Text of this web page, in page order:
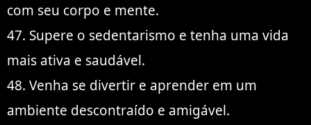
com seu corpo e mente.
47. Supere o sedentarismo e tenha uma vida
mais ativa e saudável.
48. Venha se divertir e aprender em um
ambiente descontraído e amigável.